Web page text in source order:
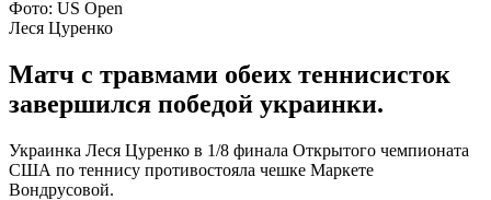
Фото: US Open
Леся Цуренко
Матч с травмами обеих теннисисток
завершился победой украинки.
Украинка Леся Цуренко в 1/8 финала Открытого чемпионата
США по теннису противостояла чешке Маркете
Вондрусовой.